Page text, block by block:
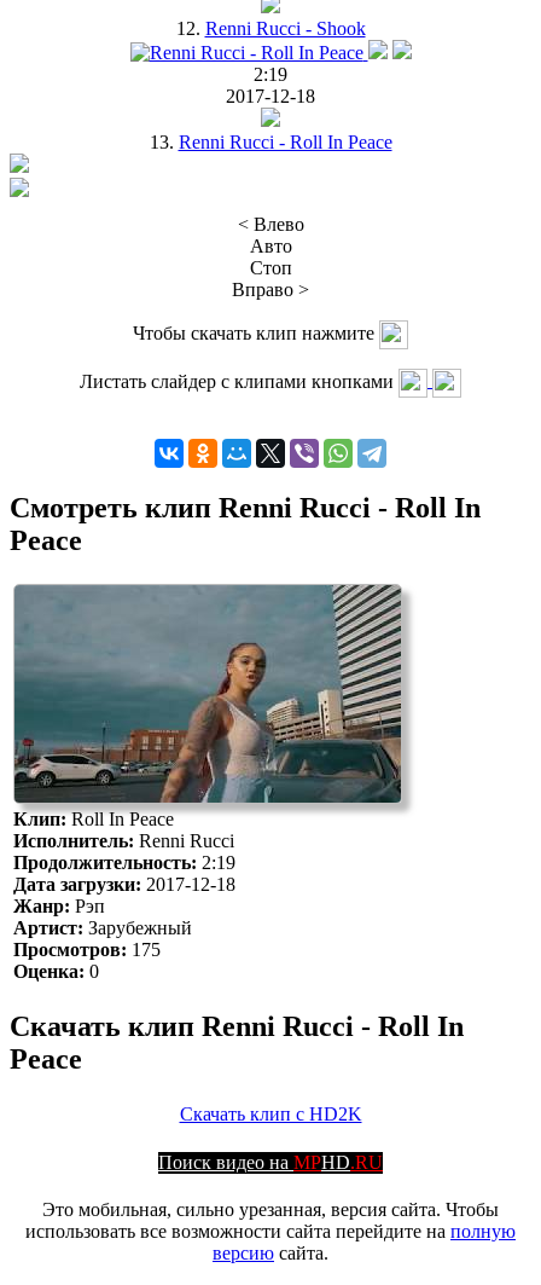
12. Renni Rucci - Shook
2:19
2017-12-18
13. Renni Rucci - Roll In Peace
< Влево
Авто
Стоп
Вправо >
Чтобы скачать клип нажмите
Листать слайдер с клипами кнопками
Смотреть клип Renni Rucci - Roll In
Peace
Клип:Roll In Peace
Исполнитель: Renni Rucci
Продолжительность: 2:19
Дата загрузки: 2017-12-18
Жанр: Рэп
Артист: Зарубежный
Просмотров: 175
Оценка: 0
Скачать клип Renni Rucci - Roll In
Peace
Скачать клип с HD2K
Поиск видео на MPHD.RU
Это мобильная, сильно урезанная, версия сайта. Чтобы
использовать все возможности сайта перейдите на полную
версию сайта.